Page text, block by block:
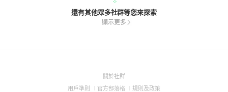
還有其他眾多社群等您來探索
顯示更多
關於社群(Open
用戶準則 (Open
官方部落格 (Open
規則及政策(Open